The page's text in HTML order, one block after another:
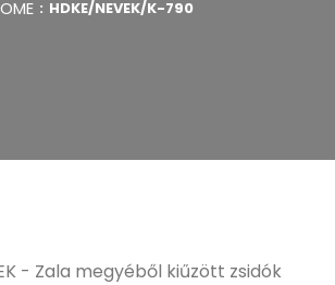
HDKE/NEVEK/K-790
- Zala megyéből kiűzött zsidók